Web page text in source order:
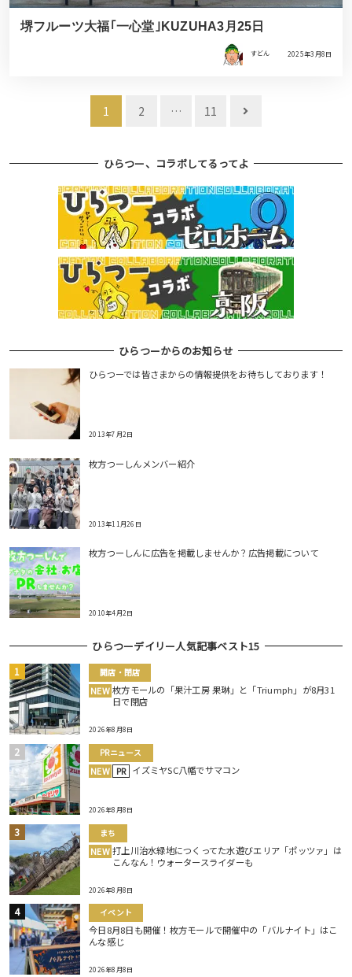
堺フルーツ大福｢一心堂｣KUZUHA3月25日
すどん 2025年3月8日
ビ
1 2 … 11
ひらつー、コラボしてるってよ
ひらつーからのお知らせ
ひらつーでは皆さまからの情報提供をお待ちしております！
2013年7月2日
枚方つーしんメンバー紹介
2013年11月26日
枚方つーしんに広告を掲載しませんか？広告掲載について
2010年4月2日
ひらつーデイリー人気記事ベスト15
開店・閉店
NEW 枚方モールの「果汁工房 果琳」と「Triumph」が8月31
日で閉店
2026年8月8日
PRニュース
NEW PR イズミヤSC八幡でサマコン
2026年8月8日
まち
NEW 打上川治水緑地につくってた水遊びエリア「ポッツァ」は
こんなん！ウォータースライダーも
2026年8月8日
イベント
今日8月8日も開催！枚方モールで開催中の「バルナイト」はこ
んな感じ
2026年8月8日